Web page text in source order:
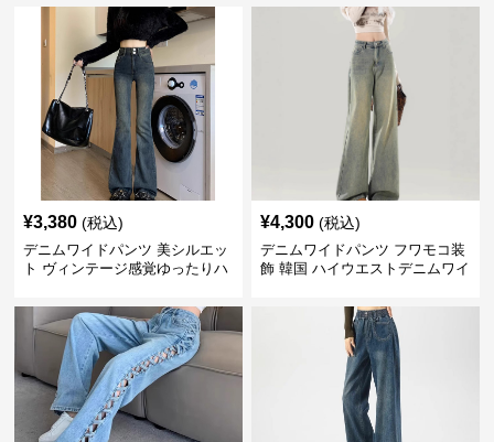
¥3,380 (税込)
デニムワイドパンツ 美シルエッ
ト ヴィンテージ感覚ゆったりハ
¥4,300 (税込)
デニムワイドパンツ フワモコ装
飾 韓国 ハイウエストデニムワイ